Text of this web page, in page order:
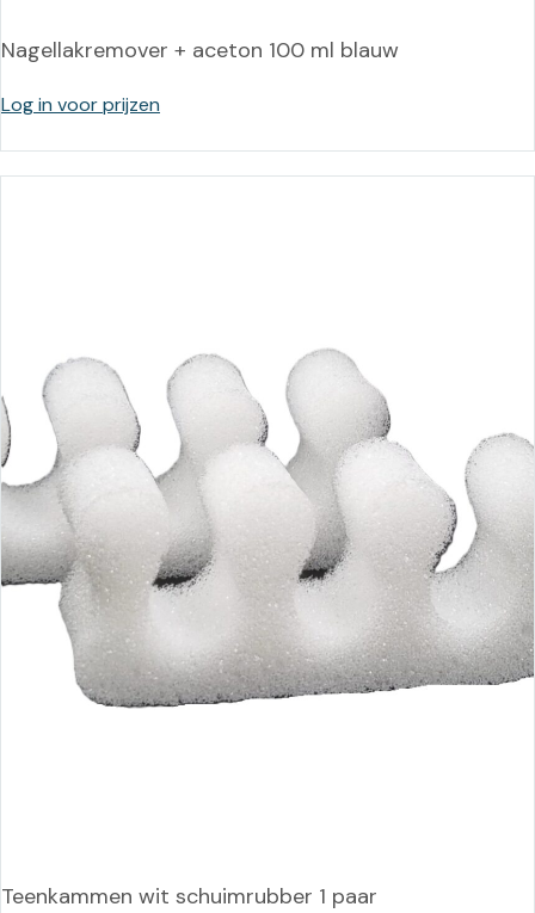
Nagellakremover + aceton 100 ml blauw
Log in voor prijzen
Teenkammen wit schuimrubber 1 paar